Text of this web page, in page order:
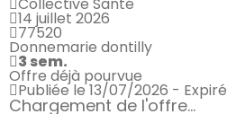
14 juillet 2026
77520
Donnemarie dontilly
3 sem.
Offre déjà pourvue
Publiée le 13/07/2026 -
Chargement de l'offre...